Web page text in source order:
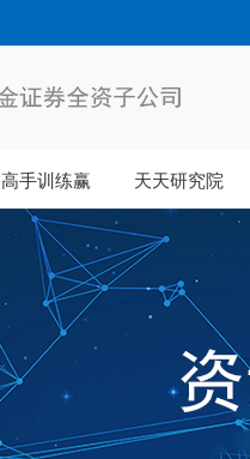
高手训练赢 天天研究院